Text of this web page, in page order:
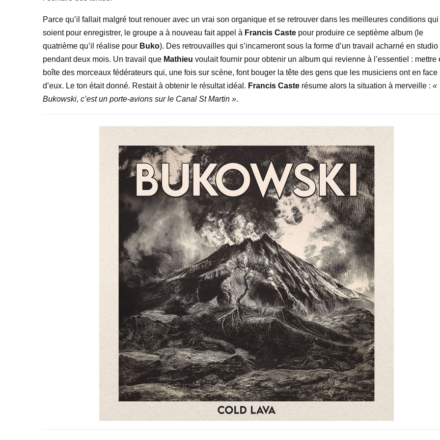
Parce qu’il fallait malgré tout renouer avec un vrai son organique et se retrouver dans les meilleures conditions qui
soient pour enregistrer, le groupe a à nouveau fait appel à Francis Caste pour produire ce septième album (le
quatrième qu’il réalise pour Buko). Des retrouvailles qui s’incarneront sous la forme d’un travail acharné en studio
pendant deux mois. Un travail que Mathieu voulait fournir pour obtenir un album qui revienne à l’essentiel : mettre
boîte des morceaux fédérateurs qui, une fois sur scène, font bouger la tête des gens que les musiciens ont en face
d’eux. Le ton était donné. Restait à obtenir le résultat idéal. Francis Caste résume alors la situation à merveille : «
Bukowski, c’est un porte-avions sur le Canal St Martin ».